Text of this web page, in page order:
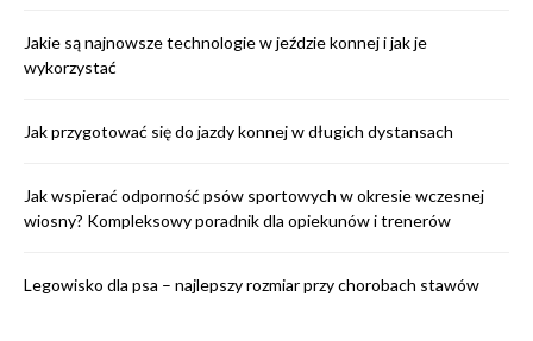
Jakie są najnowsze technologie w jeździe konnej i jak je
wykorzystać
Jak przygotować się do jazdy konnej w długich dystansach
Jak wspierać odporność psów sportowych w okresie wczesnej
wiosny? Kompleksowy poradnik dla opiekunów i trenerów
Legowisko dla psa – najlepszy rozmiar przy chorobach stawów